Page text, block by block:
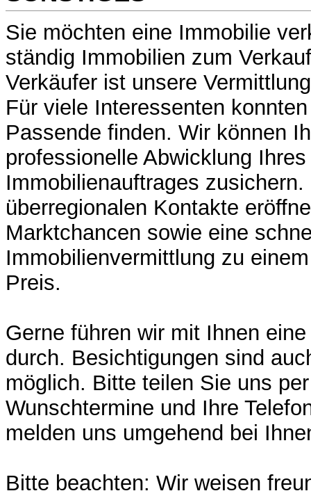
Sie möchten eine Immobilie
ständig Immobilien zum
Verkäufer ist unsere
Für viele Interessenten
Passende finden. Wir können
professionelle Abwicklung Ihres
Immobilienauftrages zusichern.
überregionalen Kontakte
Marktchancen sowie eine
Immobilienvermittlung zu
Preis.
Gerne führen wir mit Ihnen
durch. Besichtigungen sind
möglich. Bitte teilen Sie uns
Wunschtermine und Ihre
melden uns umgehend bei
Bitte beachten: Wir weisen